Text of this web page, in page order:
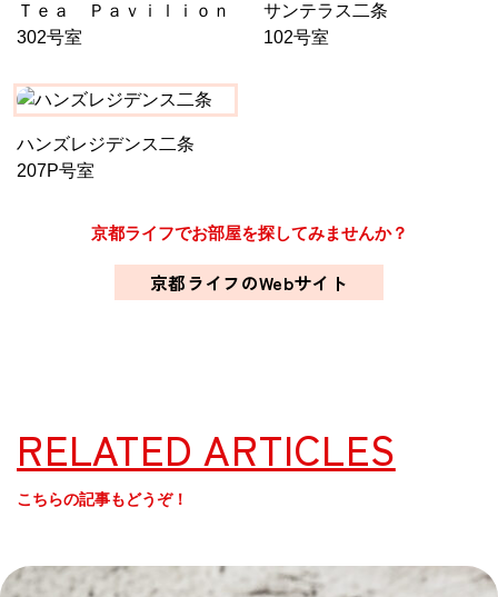
Ｔｅａ Ｐａｖｉｌｉｏｎ
302号室
サンテラス二条
102号室
ハンズレジデンス二条
207P号室
京都ライフでお部屋を探してみませんか？
京都ライフのWebサイト
RELATED ARTICLES
こちらの記事もどうぞ！